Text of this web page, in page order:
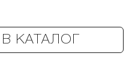
КАТАЛОГ